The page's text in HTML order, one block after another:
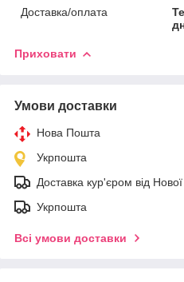
Доставка/оплата
Приховати
Умови доставки
Нова Пошта
Укрпошта
Доставка кур'єром від
Укрпошта
Всі умови доставки